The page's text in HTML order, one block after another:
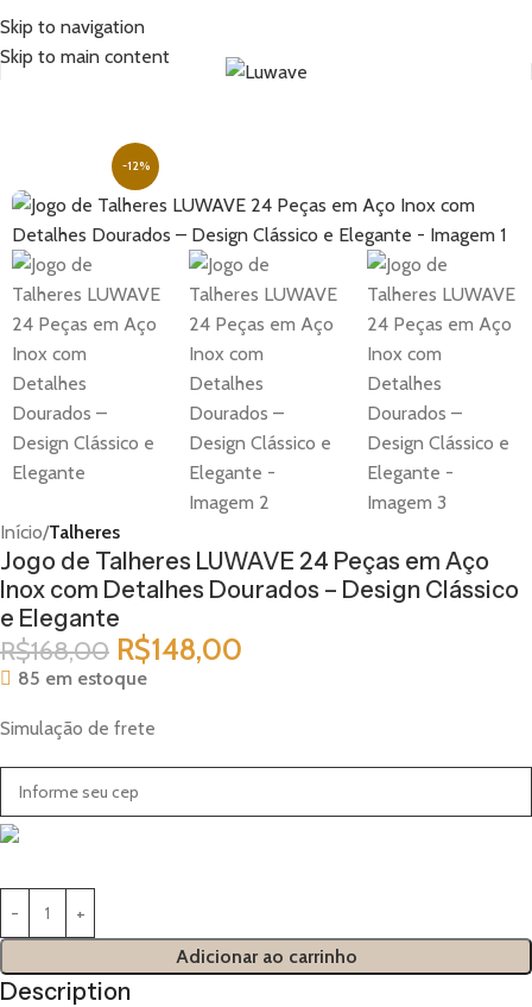
Skip to navigation
Skip to main content
-12%
Início Talheres
Jogo de Talheres LUWAVE 24 Peças em Aço
Inox com Detalhes Dourados – Design Clássico
e Elegante
R$168,00 R$148,00
85 em estoque
Simulação de frete
Adicionar ao carrinho
Description